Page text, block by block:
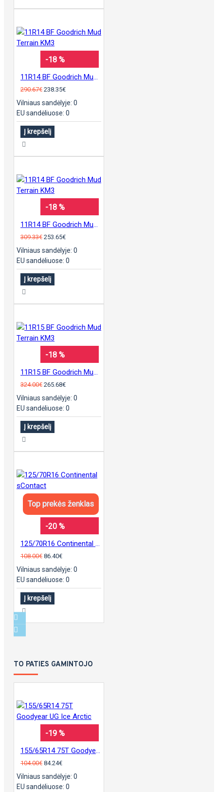
-18 %
290.67€ 238.35€
Vilniaus sandėlyje: 0
EU sandėliuose: 0
Į krepšelį
-18 %
309.33€ 253.65€
Vilniaus sandėlyje: 0
EU sandėliuose: 0
Į krepšelį
-18 %
324.00€ 265.68€
Vilniaus sandėlyje: 0
EU sandėliuose: 0
Į krepšelį
Top prekės ženklas
-20 %
108.00€ 86.40€
Vilniaus sandėlyje: 0
EU sandėliuose: 0
Į krepšelį
TO PATIES GAMINTOJO
-19 %
104.00€ 84.24€
Vilniaus sandėlyje: 0
EU sandėliuose: 0